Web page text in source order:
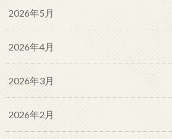
2026年5月
2026年4月
2026年3月
2026年2月